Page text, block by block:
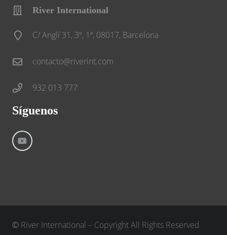
River International
C/ Anglí 31, 3º, 1ª, 08017, Barcelona
contacto@riverint.com
932 013 777
Síguenos
© River International – Copyright All Rights Reserved